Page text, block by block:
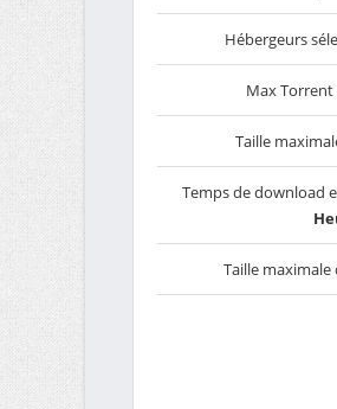
Hébergeurs
Max Torrent
Taille
Temps de download
Taille